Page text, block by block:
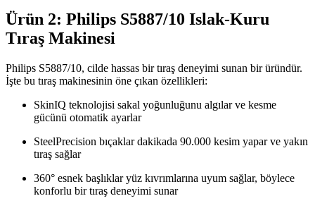
Ürün 2: Philips S5887/10 Islak-Kuru
Tıraş Makinesi
Philips S5887/10, cilde hassas bir tıraş deneyimi sunan bir üründür.
İşte bu tıraş makinesinin öne çıkan özellikleri:
SkinIQ teknolojisi sakal yoğunluğunu algılar ve kesme
gücünü otomatik ayarlar
SteelPrecision bıçaklar dakikada 90.000 kesim yapar ve yakın
tıraş sağlar
360° esnek başlıklar yüz kıvrımlarına uyum sağlar, böylece
konforlu bir tıraş deneyimi sunar